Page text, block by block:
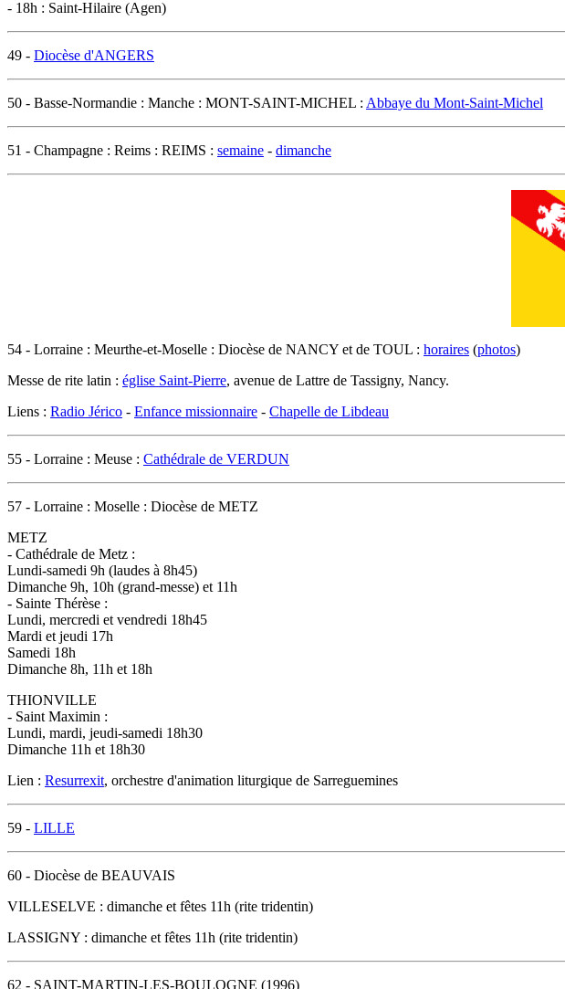
- 18h : Saint-Hilaire (Agen)
49 - Diocèse d'ANGERS
50 - Basse-Normandie : Manche : MONT-SAINT-MICHEL : Abbaye du Mont-Saint-Michel
51 - Champagne : Reims : REIMS : semaine - dimanche
54 - Lorraine : Meurthe-et-Moselle : Diocèse de NANCY et de TOUL : horaires (photos)
Messe de rite latin : église Saint-Pierre, avenue de Lattre de Tassigny, Nancy.
Liens : Radio Jérico - Enfance missionnaire - Chapelle de Libdeau
55 - Lorraine : Meuse : Cathédrale de VERDUN
57 - Lorraine : Moselle : Diocèse de METZ
METZ
- Cathédrale de Metz :
Lundi-samedi 9h (laudes à 8h45)
Dimanche 9h, 10h (grand-messe) et 11h
- Sainte Thérèse :
Lundi, mercredi et vendredi 18h45
Mardi et jeudi 17h
Samedi 18h
Dimanche 8h, 11h et 18h
THIONVILLE
- Saint Maximin :
Lundi, mardi, jeudi-samedi 18h30
Dimanche 11h et 18h30
Lien : Resurrexit, orchestre d'animation liturgique de Sarreguemines
59 - LILLE
60 - Diocèse de BEAUVAIS
VILLESELVE : dimanche et fêtes 11h (rite tridentin)
LASSIGNY : dimanche et fêtes 11h (rite tridentin)
62 - SAINT-MARTIN-LES-BOULOGNE (1996)